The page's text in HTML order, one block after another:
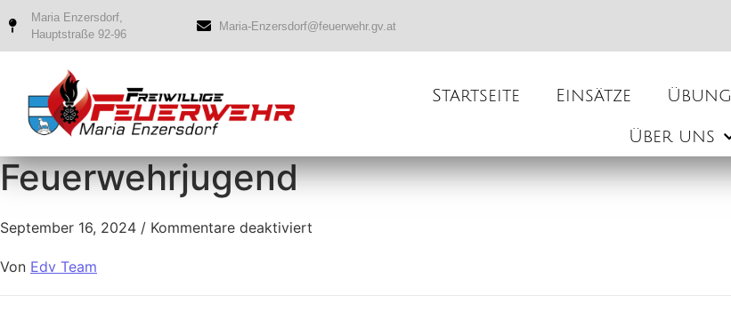
Maria Enzersdorf,
Hauptstraße 92-96
Maria-Enzersdorf@feuerwehr.gv.at
Startseite Einsätze Übung
Über uns
Feuerwehrjugend
September 16, 2024 / Kommentare deaktiviert
Von Edv Team